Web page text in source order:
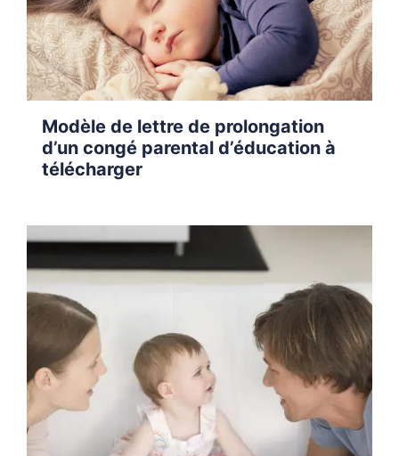
Modèle de lettre de prolongation
d’un congé parental d’éducation à
télécharger